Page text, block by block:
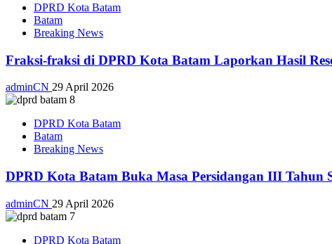
DPRD Kota Batam
Batam
Breaking News
Fraksi-fraksi di DPRD Kota Batam Laporkan Hasil
adminCN 29 April 2026
DPRD Kota Batam
Batam
Breaking News
DPRD Kota Batam Buka Masa Persidangan III Tahun
adminCN 29 April 2026
DPRD Kota Batam